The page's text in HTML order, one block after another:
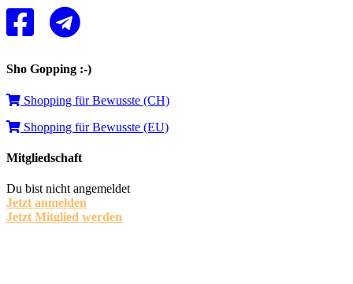
Sho Gopping :-)
Shopping für Bewusste (CH)
Shopping für Bewusste (EU)
Mitgliedschaft
Du bist nicht angemeldet
Jetzt anmelden
Jetzt Mitglied werden